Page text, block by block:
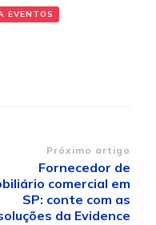
EVENTOS
Próximo artigo
Fornecedor de
comercial em
SP: conte com as
da Evidence